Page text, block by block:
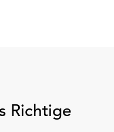
Richtige